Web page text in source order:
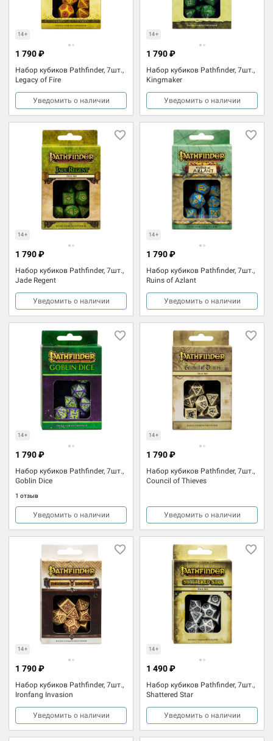
14+
Набор кубиков Pathfinder, 7шт.,
Legacy of Fire
1 790 ₽
Уведомить о наличии
14+
Набор кубиков Pathfinder, 7шт.,
Kingmaker
1 790 ₽
Уведомить о наличии
14+
Набор кубиков Pathfinder, 7шт.,
Jade Regent
1 790 ₽
Уведомить о наличии
14+
Набор кубиков Pathfinder, 7шт.,
Ruins of Azlant
1 790 ₽
Уведомить о наличии
14+
Набор кубиков Pathfinder, 7шт.,
Goblin Dice
1 отзыв
1 790 ₽
Уведомить о наличии
14+
Набор кубиков Pathfinder, 7шт.,
Council of Thieves
1 790 ₽
Уведомить о наличии
14+
Набор кубиков Pathfinder, 7шт.,
Ironfang Invasion
1 790 ₽
Уведомить о наличии
14+
Набор кубиков Pathfinder, 7шт.,
Shattered Star
1 490 ₽
Уведомить о наличии